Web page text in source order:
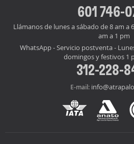
601 746-
Llámanos de lunes a sábado de 8 am a
am a 1 pm
WhatsApp - Servicio postventa -
domingos y festivos 1
312-228-
E-mail: